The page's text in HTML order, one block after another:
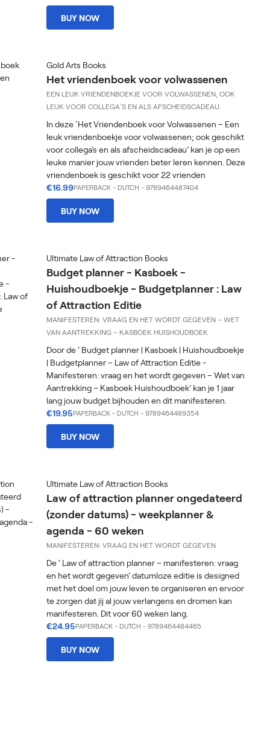
BUY NOW
Gold Arts Books
Het vriendenboek voor volwassenen
EEN LEUK VRIENDENBOEKJE VOOR VOLWASSENEN, OOK
LEUK VOOR COLLEGA´S EN ALS AFSCHEIDSCADEAU.
In deze ´Het Vriendenboek voor Volwassenen – Een
leuk vriendenboekje voor volwassenen; ook geschikt
voor collega’s en als afscheidscadeau’ kan je op een
leuke manier jouw vrienden beter leren kennen. Deze
vriendenboek is geschikt voor 22 vrienden
€16.99PAPERBACK - DUTCH - 9789464487404
BUY NOW
Ultimate Law of Attraction Books
Budget planner - Kasboek -
Huishoudboekje - Budgetplanner : Law
of Attraction Editie
MANIFESTEREN: VRAAG EN HET WORDT GEGEVEN – WET
VAN AANTREKKING – KASBOEK HUISHOUDBOEK
Door de ‘ Budget planner | Kasboek | Huishoudboekje
| Budgetplanner – Law of Attraction Editie -
Manifesteren: vraag en het wordt gegeven – Wet van
Aantrekking – Kasboek Huishoudboek’ kan je 1 jaar
lang jouw budget bijhouden en dit manifesteren.
€19.95PAPERBACK - DUTCH - 9789464489354
BUY NOW
Ultimate Law of Attraction Books
Law of attraction planner ongedateerd
(zonder datums) - weekplanner &
agenda - 60 weken
MANIFESTEREN: VRAAG EN HET WORDT GEGEVEN
De ‘ Law of attraction planner – manifesteren: vraag
en het wordt gegeven’ datumloze editie is designed
met het doel om jouw leven te organiseren en ervoor
te zorgen dat jij al jouw verlangens en dromen kan
manifesteren. Dit voor 60 weken lang.
€24.95PAPERBACK - DUTCH - 9789464484465
BUY NOW